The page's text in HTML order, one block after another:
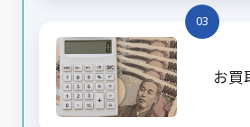
03
お買